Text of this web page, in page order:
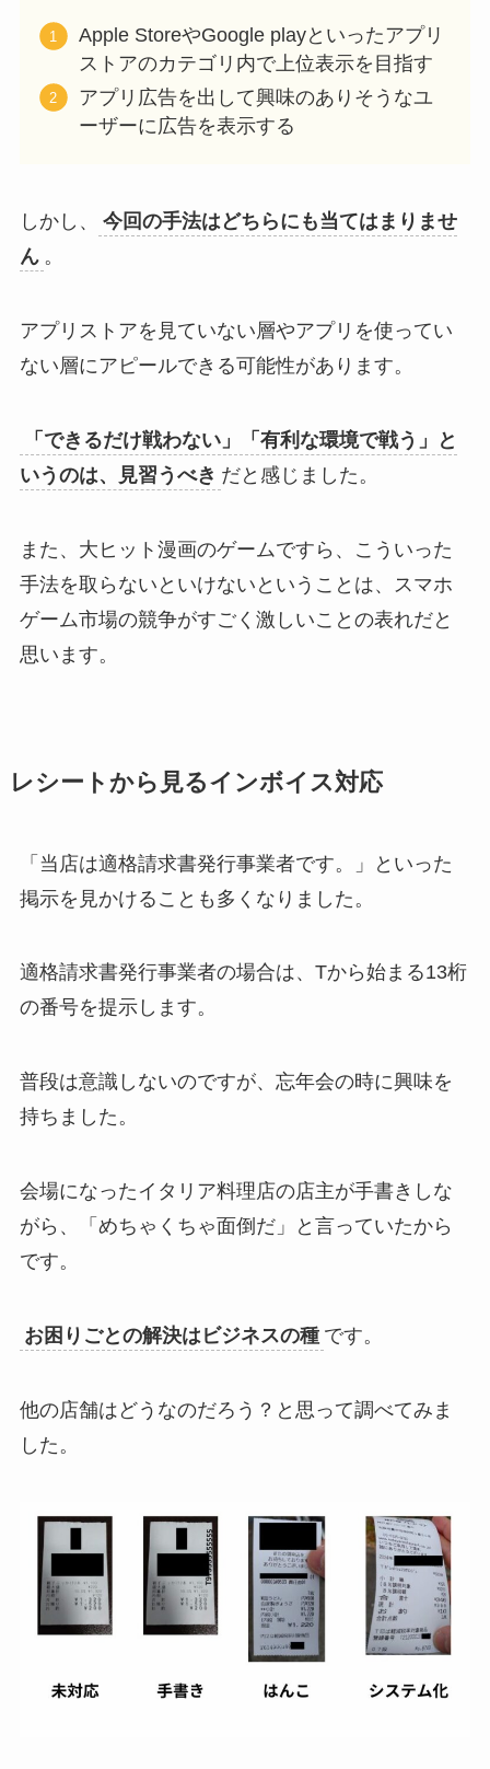
Apple StoreやGoogle playといったアプリ
ストアのカテゴリ内で上位表示を目指す
アプリ広告を出して興味のありそうなユ
ーザーに広告を表示する
しかし、
今回の手法はどちらにも当てはまりませ
ん 。
アプリストアを見ていない層やアプリを使ってい
ない層にアピールできる可能性があります。
「できるだけ戦わない」「有利な環境で戦う」と
いうのは、見習うべき だと感じました。
また、大ヒット漫画のゲームですら、こういった
手法を取らないといけないということは、スマホ
ゲーム市場の競争がすごく激しいことの表れだと
思います。
レシートから見るインボイス対応
「当店は適格請求書発行事業者です。」といった
掲示を見かけることも多くなりました。
適格請求書発行事業者の場合は、Tから始まる13桁
の番号を提示します。
普段は意識しないのですが、忘年会の時に興味を
持ちました。
会場になったイタリア料理店の店主が手書きしな
がら、「めちゃくちゃ面倒だ」と言っていたから
です。
お困りごとの解決はビジネスの種 です。
他の店舗はどうなのだろう？と思って調べてみま
した。